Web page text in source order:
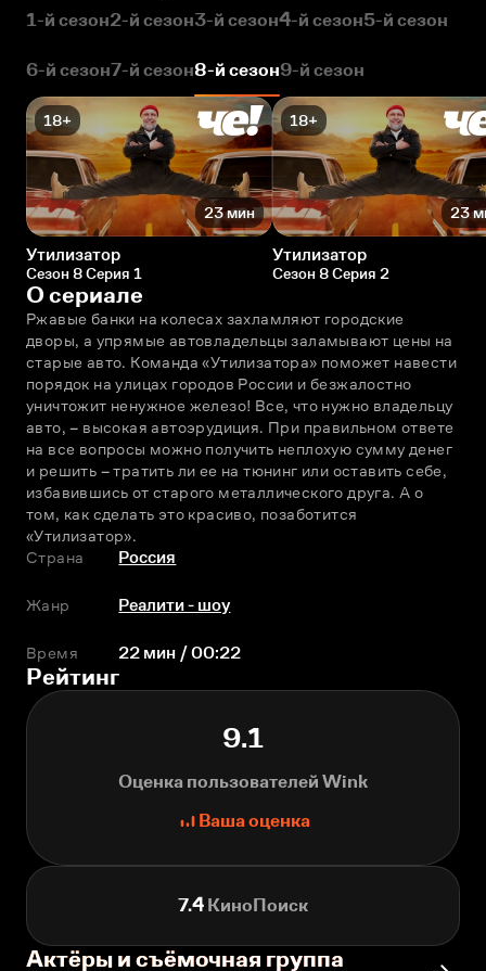
1-й сезон2-й сезон3-й сезон4-й сезон5-й сезон
6-й сезон7-й сезон8-й сезон9-й сезон
18+
23 мин
Утилизатор
Сезон 8 Серия 1
18+
23
Утилизатор
Сезон 8 Серия 2
О сериале
Ржавые банки на колесах захламляют городские
дворы, а упрямые автовладельцы заламывают цены на
старые авто. Команда «Утилизатора» поможет навести
порядок на улицах городов России и безжалостно
уничтожит ненужное железо! Все, что нужно владельцу
авто, – высокая автоэрудиция. При правильном ответе
на все вопросы можно получить неплохую сумму денег
и решить – тратить ли ее на тюнинг или оставить себе,
избавившись от старого металлического друга. А о
том, как сделать это красиво, позаботится
«Утилизатор».
Страна
Россия
Жанр Реалити - шоу
Время 22 мин / 00:22
Рейтинг
9.1
Оценка пользователей Wink
Ваша оценка
7.4 КиноПоиск
Актёры и съёмочная группа